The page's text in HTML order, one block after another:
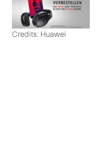
Credits: Huawei